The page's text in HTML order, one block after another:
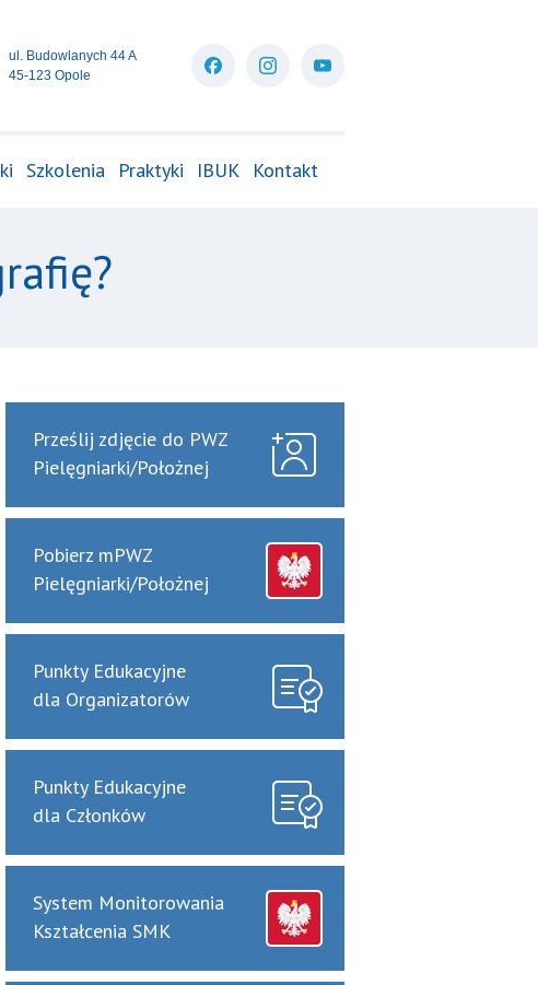
ul. Budowlanych 44 A
45-123 Opole
Szkolenia Praktyki IBUK Kontakt
Prześlij zdjęcie do PWZ
Pielęgniarki/Położnej
Pobierz mPWZ
Pielęgniarki/Położnej
Punkty Edukacyjne
dla Organizatorów
Punkty Edukacyjne
dla Członków
System Monitorowania
Kształcenia SMK